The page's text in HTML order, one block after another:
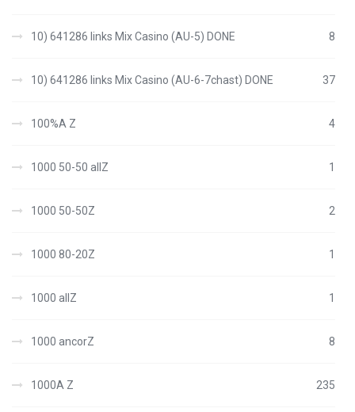
10) 641286 links Mix Casino (AU-5) DONE 8
10) 641286 links Mix Casino (AU-6-7chast) DONE 37
100%A Z 4
1000 50-50 allZ 1
1000 50-50Z 2
1000 80-20Z 1
1000 allZ 1
1000 ancorZ 8
1000A Z 235